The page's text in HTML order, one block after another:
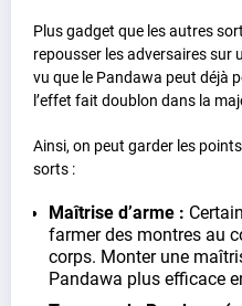
Plus gadget que les autres
repousser les adversaires sur
vu que le Pandawa peut déjà
l’effet fait doublon dans la
Ainsi, on peut garder les
sorts :
Maîtrise d’arme :
farmer des montres au
corps. Monter une
Pandawa plus efficace